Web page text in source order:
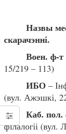
Назвы
скарачэнні.
Воен. ф-т
15/219 – 113)
ИБО –
(вул. Ажэшкі,
Каб. пол.
філалогіі (вул.